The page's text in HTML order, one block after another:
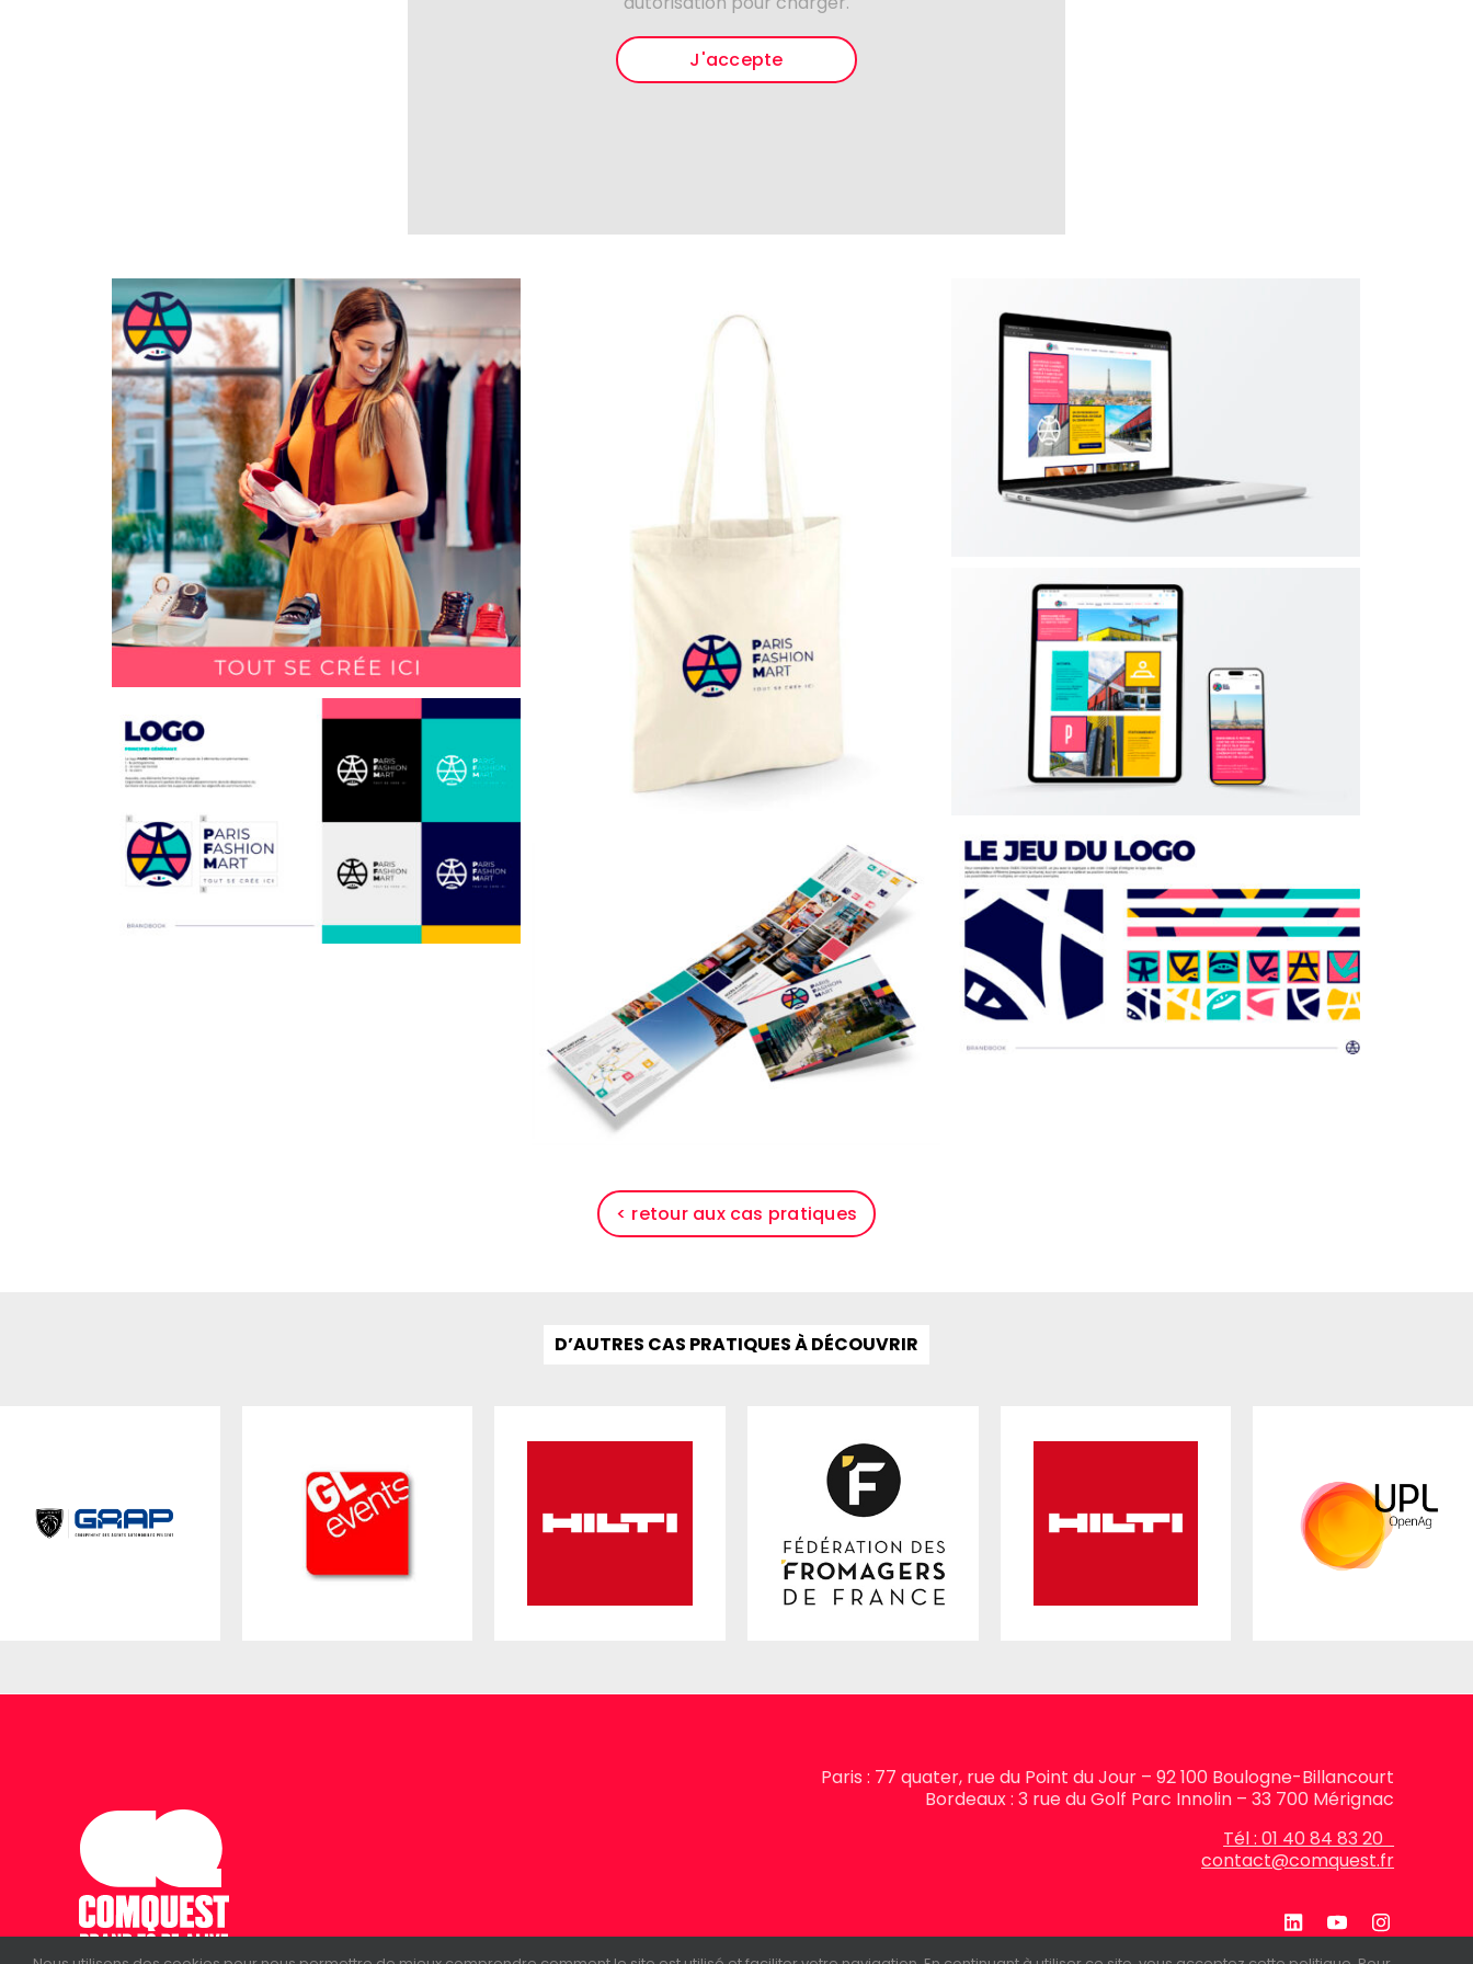
J'accepte
< retour aux cas pratiques
D’AUTRES CAS PRATIQUES À DÉCOUVRIR
Paris : 77 quater, rue du Point du Jour – 92 100 Boulogne-Billancourt
Bordeaux : 3 rue du Golf Parc Innolin – 33 700 Mérignac
Tél : 01 40 84 83 20
contact@comquest.fr